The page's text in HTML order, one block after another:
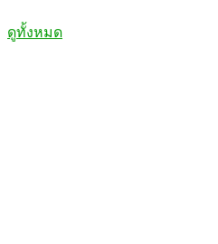
ดูทั้งหมด